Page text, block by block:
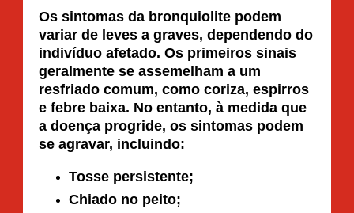
Os sintomas da bronquiolite podem
variar de leves a graves, dependendo do
indivíduo afetado. Os primeiros sinais
geralmente se assemelham a um
resfriado comum, como coriza, espirros
e febre baixa. No entanto, à medida que
a doença progride, os sintomas podem
se agravar, incluindo:
Tosse persistente;
Chiado no peito;